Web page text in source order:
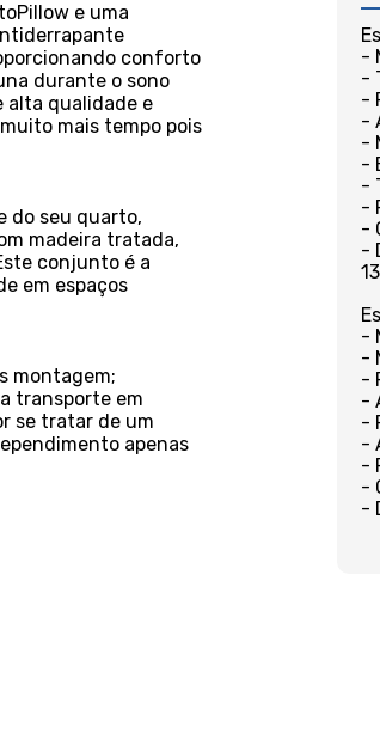
e uma
conforto
durante o sono
alta qualidade e
mais tempo pois
do seu quarto,
madeira tratada,
conjunto é a
em espaços
montagem;
transporte em
se tratar de um
apenas
-
-
-
-
-
-
-
-
-
-
-
-
-
-
-
-
-
-
-